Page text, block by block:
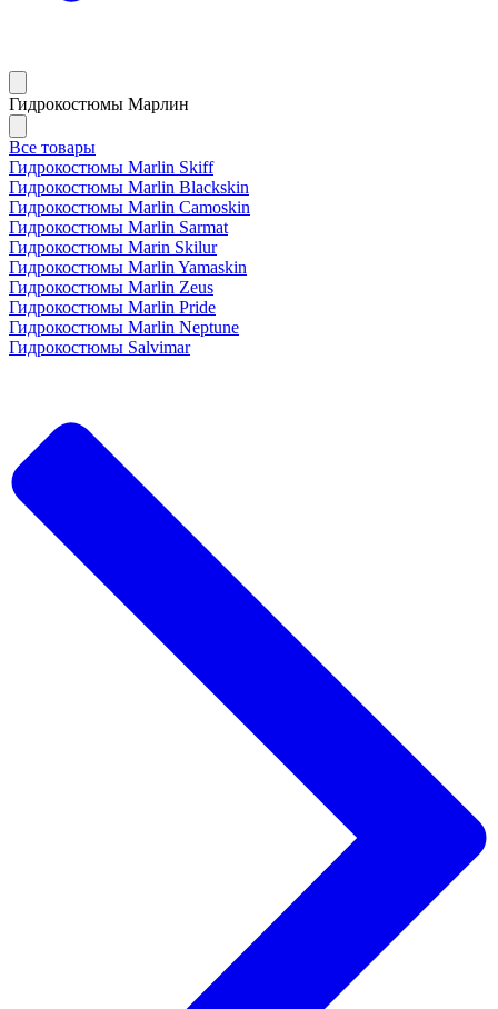
Гидрокостюмы Марлин
Все товары
Гидрокостюмы Marlin Skiff
Гидрокостюмы Marlin Blackskin
Гидрокостюмы Marlin Camoskin
Гидрокостюмы Marlin Sarmat
Гидрокостюмы Marin Skilur
Гидрокостюмы Marlin Yamaskin
Гидрокостюмы Marlin Zeus
Гидрокостюмы Marlin Pride
Гидрокостюмы Marlin Neptune
Гидрокостюмы Salvimar